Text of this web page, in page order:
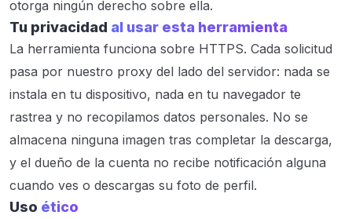
otorga ningún derecho sobre ella.
Tu privacidad al usar esta herramienta
La herramienta funciona sobre HTTPS. Cada solicitud
pasa por nuestro proxy del lado del servidor: nada se
instala en tu dispositivo, nada en tu navegador te
rastrea y no recopilamos datos personales. No se
almacena ninguna imagen tras completar la descarga,
y el dueño de la cuenta no recibe notificación alguna
cuando ves o descargas su foto de perfil.
Uso ético